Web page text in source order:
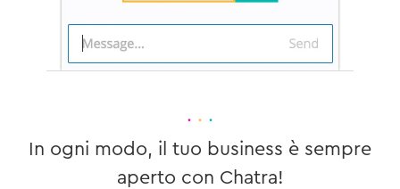
· · ·
In ogni modo, il tuo business è sempre
aperto con Chatra!